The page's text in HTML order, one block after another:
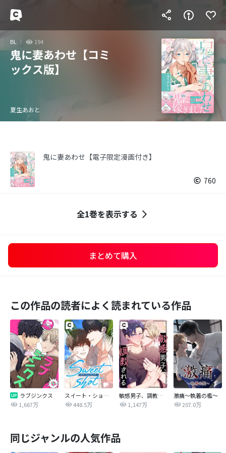
BL 194
鬼に妻あわせ【コミ
ックス版】
夏生あおと
鬼に妻あわせ【電子限定漫画付き】
760
全1巻を表示する
まとめて購入
この作品の読者によく読まれている作品
ラブジンクス
1,667万
スイート・ショット
448.5万
敏感男子、調教される
1,147万
激痛～執着の檻～
207.0万
同じジャンルの人気作品